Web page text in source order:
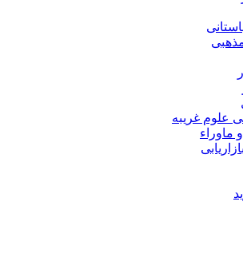
علوم غریبه
ماوراء